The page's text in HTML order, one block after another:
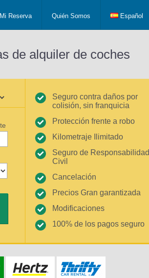
Mi Reserva Quién Somos Español
de alquiler de coches
Seguro contra daños por
colisión, sin franquicia
Protección frente a robo
Kilometraje Ilimitado
Seguro de Responsabilidad
Civil
Cancelación
Precios Gran garantizada
Modificaciones
100% de los pagos seguro